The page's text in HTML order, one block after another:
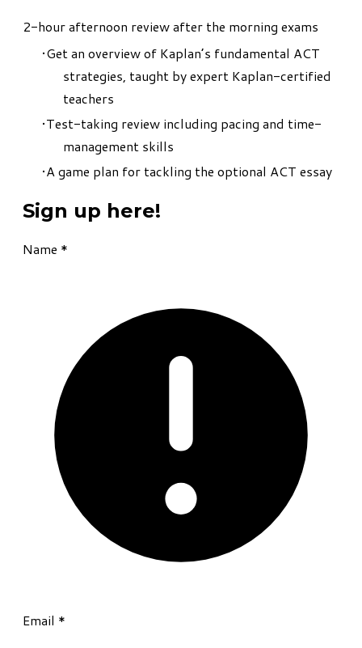
2-hour afternoon review after the morning exams
Get an overview of Kaplan’s fundamental ACT
strategies, taught by expert Kaplan-certified
teachers
Test-taking review including pacing and time-
management skills
A game plan for tackling the optional ACT essay
Sign up here!
Name *
Email *